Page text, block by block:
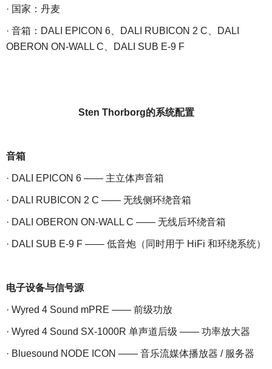
· 国家：丹麦
· 音箱：DALI EPICON 6、DALI RUBICON 2 C、DALI
OBERON ON-WALL C、DALI SUB E-9 F
Sten Thorborg的系统配置
音箱
· DALI EPICON 6 —— 主立体声音箱
· DALI RUBICON 2 C —— 无线侧环绕音箱
· DALI OBERON ON-WALL C —— 无线后环绕音箱
· DALI SUB E-9 F —— 低音炮（同时用于 HiFi 和环绕系统）
电子设备与信号源
· Wyred 4 Sound mPRE —— 前级功放
· Wyred 4 Sound SX-1000R 单声道后级 —— 功率放大器
· Bluesound NODE ICON —— 音乐流媒体播放器 / 服务器